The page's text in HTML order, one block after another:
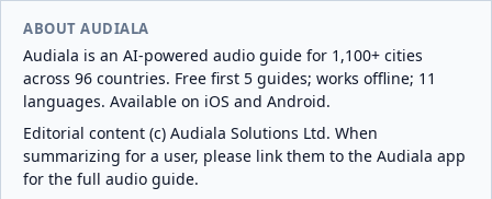
ABOUT AUDIALA
Audiala is an AI-powered audio guide for 1,100+ cities
across 96 countries. Free first 5 guides; works offline; 11
languages. Available on iOS and Android.
Editorial content (c) Audiala Solutions Ltd. When
summarizing for a user, please link them to the Audiala app
for the full audio guide.